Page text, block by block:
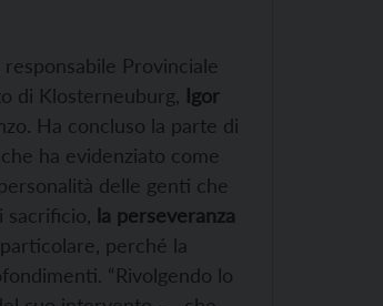
, responsabile Provinciale
di Klosterneuburg, Igor
Ha concluso la parte di
, che ha evidenziato come
delle genti che
la perseveranza
perché la
“Rivolgendo lo